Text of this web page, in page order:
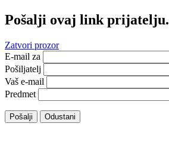
Pošalji ovaj link prijatelju.
Zatvori prozor
E-mail za
Pošiljatelj
Vaš e-mail
Predmet
Pošalji Odustani